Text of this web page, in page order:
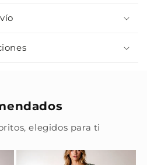
elegidos para ti